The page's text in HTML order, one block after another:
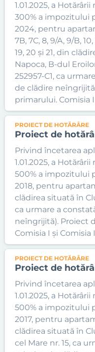
1.01.2025, a
300% a impozitului
2024, pentru
7B, 7C, 8, 9/A, 9/B, 10,
19, 20 și 21, din
Napoca, B-dul
252957-C1, ca
de clădire
primarului. Comisia
PROIECT DE HOTĂRÂRE
Proiect de
Privind încetarea
1.01.2025, a
500% a impozitului
2018, pentru
clădirea situată în
ca urmare a
neîngrijită). Proiect
Comisia I și Comisia
PROIECT DE HOTĂRÂRE
Proiect de
Privind încetarea
1.01.2025, a
500% a impozitului
2017, pentru
clădirea situată în
cel Mare nr. 15, ca